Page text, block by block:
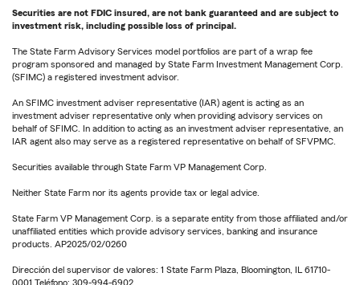
Securities are not FDIC insured, are not bank guaranteed and are subject to
investment risk, including possible loss of principal.
The State Farm Advisory Services model portfolios are part of a wrap fee
program sponsored and managed by State Farm Investment Management Corp.
(SFIMC) a registered investment advisor.
An SFIMC investment adviser representative (IAR) agent is acting as an
investment adviser representative only when providing advisory services on
behalf of SFIMC. In addition to acting as an investment adviser representative, an
IAR agent also may serve as a registered representative on behalf of SFVPMC.
Securities available through State Farm VP Management Corp.
Neither State Farm nor its agents provide tax or legal advice.
State Farm VP Management Corp. is a separate entity from those affiliated and/or
unaffiliated entities which provide advisory services, banking and insurance
products. AP2025/02/0260
Dirección del supervisor de valores: 1 State Farm Plaza, Bloomington, IL 61710-
0001 Teléfono: 309-994-6902